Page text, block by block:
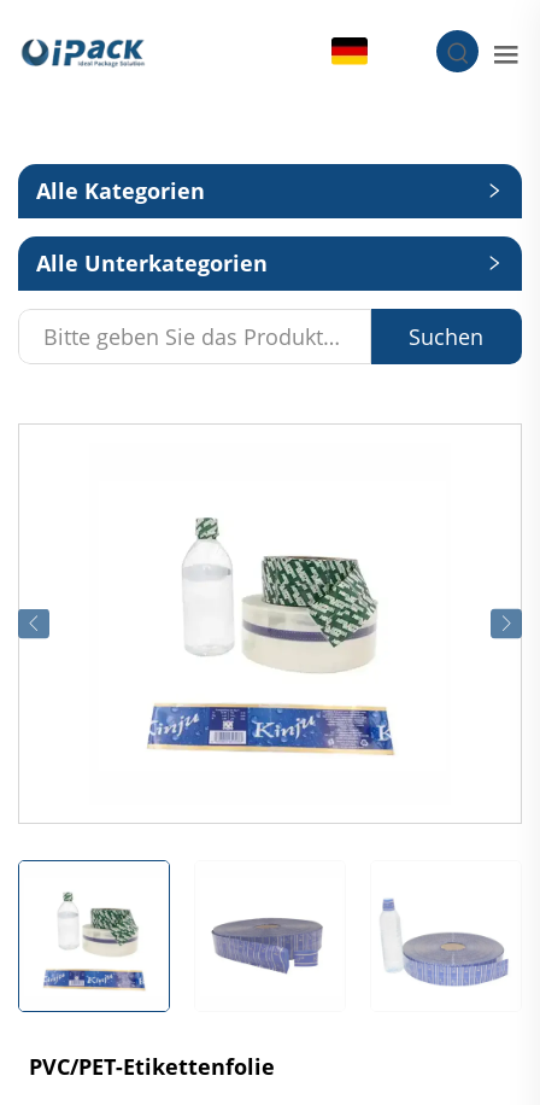
Alle Kategorien
Alle Unterkategorien
Suchen
PVC/PET-Etikettenfolie